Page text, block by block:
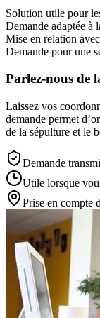
Solution utile pour
Demande adaptée à
Mise en relation
Demande pour une
Parlez-nous de
Laissez vos
demande permet
de la sépulture et le
Demande
Utile lorsque
Prise en compte